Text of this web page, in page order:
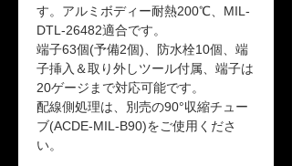
す。アルミボディー耐熱200℃、MIL-
DTL-26482適合です。
端子63個(予備2個)、防水栓10個、端
子挿入＆取り外しツール付属、端子は
20ゲージまで対応可能です。
配線側処理は、別売の90°収縮チュー
ブ(ACDE-MIL-B90)をご使用くださ
い。